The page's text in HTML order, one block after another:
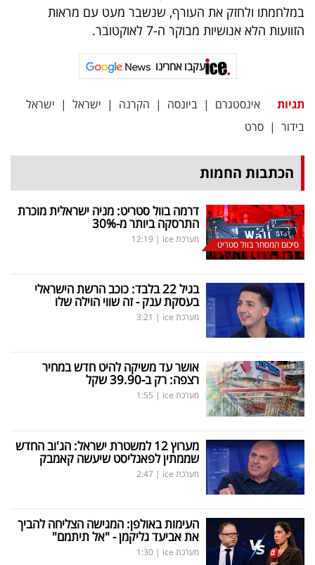
פרסמו
באייס
במלחמתו ולחזק את העורף, שנשבר מעט עם מראות
הזוועות הלא אנושיות מבוקר ה-7 לאוקטובר.
עקבו אחרינו
תגיות אינסטגרם | ביונסה | הקרנה | ישראל | ישראל
בידור | סרט
הכתבות החמות
סיכום המסחר בוול סטריט
דרמה בוול סטריט: מניה ישראלית מוכרת
התרסקה ביותר מ-30%
מערכת ice |
12:19
בגיל 22 בלבד: כוכב הרשת הישראלי
בעסקת ענק - זה שווי הוילה שלו
מערכת ice |
3:21
אושר עד משיקה להיט חדש במחיר
רצפה: רק ב-39.90 שקל
מערכת ice |
1:55
מערוץ 12 למשטרת ישראל: הג'וב החדש
שממתין לפאנליסט שיעשה קאמבק
מערכת ice |
2:47
העימות באולפן: המגישה הצליחה להביך
את אביעד גליקמן - "אל תיתמם"
מערכת ice |
1:30